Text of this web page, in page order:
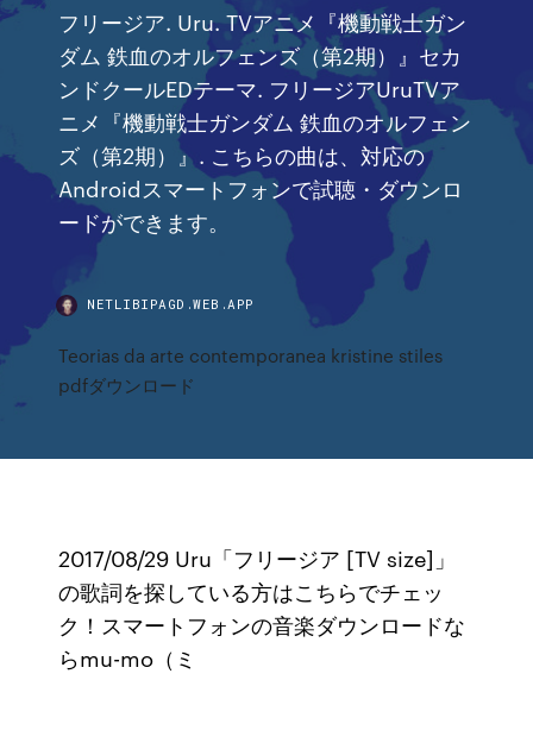
フリージア. Uru. TVアニメ『機動戦士ガン
ダム 鉄血のオルフェンズ（第2期）』セカ
ンドクールEDテーマ. フリージアUruTVア
ニメ『機動戦士ガンダム 鉄血のオルフェン
ズ（第2期）』. こちらの曲は、対応の
Androidスマートフォンで試聴・ダウンロ
ードができます。
NETLIBIPAGD.WEB.APP
Teorias da arte contemporanea kristine stiles
pdfダウンロード
2017/08/29 Uru「フリージア [TV size]」
の歌詞を探している方はこちらでチェッ
ク！スマートフォンの音楽ダウンロードな
らmu-mo（ミ